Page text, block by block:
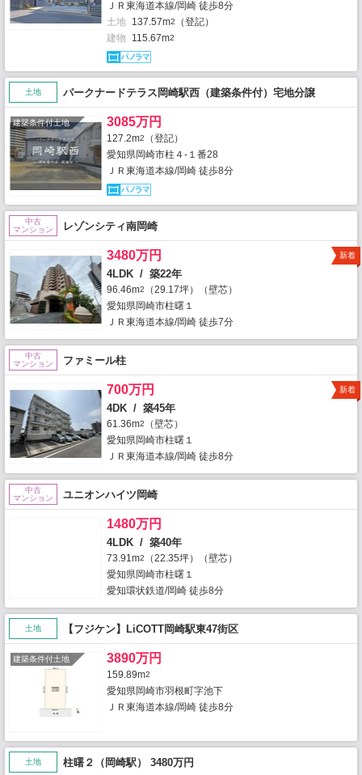
ＪＲ東海道本線/岡崎 徒歩8分
土地 137.57m2
（登記）
建物
115.67m2
土地 パークナードテラス岡崎駅西（建築条件付）宅地分譲
建築条件付土地 3085万円
127.2m2
（登記）
愛知県岡崎市柱４-１番28
ＪＲ東海道本線/岡崎 徒歩8分
中古
マンション
レゾンシティ南岡崎
3480万円
4LDK / 築22年
96.46m2
（29.17坪）（壁芯）
愛知県岡崎市柱曙１
ＪＲ東海道本線/岡崎 徒歩7分
新着
中古
マンション
ファミール柱
700万円
4DK / 築45年
61.36m2
（壁芯）
愛知県岡崎市柱曙１
ＪＲ東海道本線/岡崎 徒歩8分
新着
中古
マンション
ユニオンハイツ岡崎
1480万円
4LDK / 築40年
73.91m2
（22.35坪）（壁芯）
愛知県岡崎市柱曙１
愛知環状鉄道/岡崎 徒歩8分
土地 【フジケン】LiCOTT岡崎駅東47街区
建築条件付土地 3890万円
159.89m2
愛知県岡崎市羽根町字池下
ＪＲ東海道本線/岡崎 徒歩8分
土地 柱曙２（岡崎駅） 3480万円